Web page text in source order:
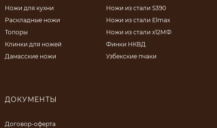
Ножи для кухни
Раскладные ножи
Топоры
Клинки для ножей
Дамасские ножи
Ножи из стали S390
Ножи из стали Elmax
Ножи из стали х12МФ
Финки НКВД
Узбекские пчаки
ДОКУМЕНТЫ
Договор-оферта